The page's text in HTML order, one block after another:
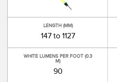
LENGTH (MM)
147 to 1127
WHITE LUMENS PER FOOT (0.3
M)
90